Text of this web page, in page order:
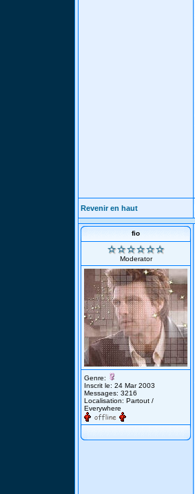
Revenir en haut
fio
Moderator
Genre:
Inscrit le: 24 Mar 2003
Messages: 3216
Localisation: Partout /
Everywhere